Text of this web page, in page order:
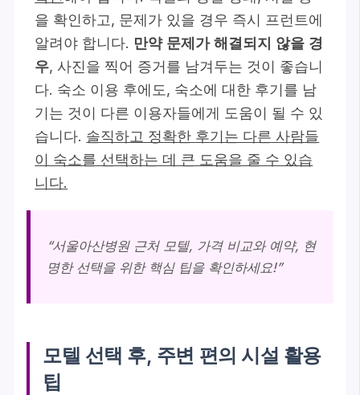
을 확인하고, 문제가 있을 경우 즉시 프런트에
알려야 합니다. 만약 문제가 해결되지 않을 경
우, 사진을 찍어 증거를 남겨두는 것이 좋습니
다. 숙소 이용 후에도, 숙소에 대한 후기를 남
기는 것이 다른 이용자들에게 도움이 될 수 있
습니다. 솔직하고 정확한 후기는 다른 사람들
이 숙소를 선택하는 데 큰 도움을 줄 수 있습
니다.
“서울아산병원 근처 모텔, 가격 비교와 예약, 현
명한 선택을 위한 핵심 팁을 확인하세요!”
모텔 선택 후, 주변 편의 시설 활용
팁